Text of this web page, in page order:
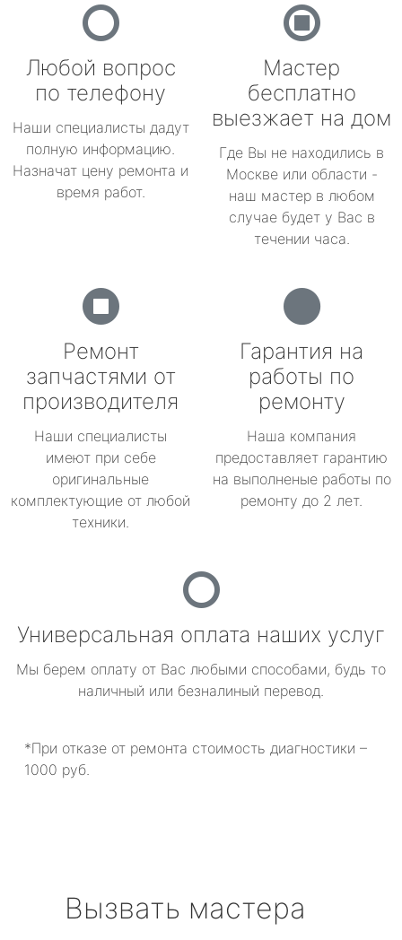
Любой вопрос
по телефону
Наши специалисты дадут
полную информацию.
Назначат цену ремонта и
время работ.
Мастер
бесплатно
выезжает на дом
Где Вы не находились в
Москве или области -
наш мастер в любом
случае будет у Вас в
течении часа.
Ремонт
запчастями от
производителя
Наши специалисты
имеют при себе
оригинальные
комплектующие от любой
техники.
Гарантия на
работы по
ремонту
Наша компания
предоставляет гарантию
на выполненые работы по
ремонту до 2 лет.
Универсальная оплата наших услуг
Мы берем оплату от Вас любыми способами, будь то
наличный или безналиный перевод.
*При отказе от ремонта стоимость диагностики –
1000 руб.
Вызвать мастера